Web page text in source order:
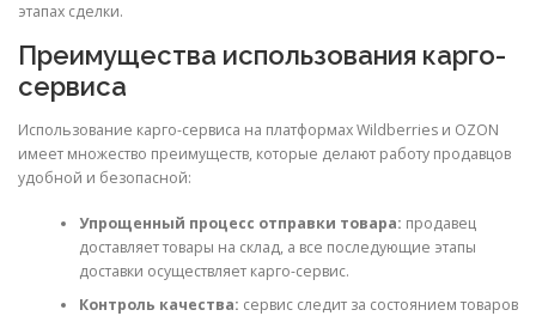
этапах сделки.
Преимущества использования карго-
сервиса
Использование карго-сервиса на платформах Wildberries и OZON
имеет множество преимуществ, которые делают работу продавцов
удобной и безопасной:
Упрощенный процесс отправки товара: продавец
доставляет товары на склад, а все последующие этапы
доставки осуществляет карго-сервис.
Контроль качества: сервис следит за состоянием товаров